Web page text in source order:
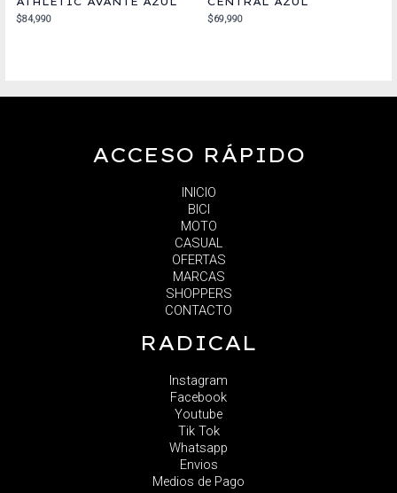
$84,990 $69,990
ACCESO RÁPIDO
INICIO
BICI
MOTO
CASUAL
OFERTAS
MARCAS
SHOPPERS
CONTACTO
RADICAL
Instagram
Facebook
Youtube
Tik Tok
Whatsapp
Envios
Medios de Pago